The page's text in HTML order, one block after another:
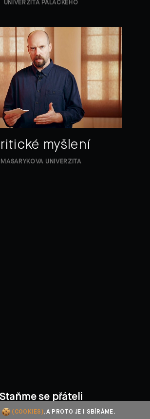
UNIVERZITA PALACKÉHO
myšlení
MASARYKOVA UNIVERZITA
Staňme se přáteli
(COOKIES), A PROTO JE I SBÍRÁME.